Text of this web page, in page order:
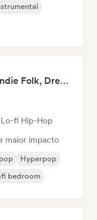
Study Jam Sessions 📚 Indie Folk, Dream Pop & Singer-Songwriter
fi Hip-Hop
maior impacto
Hyperpop
bedroom